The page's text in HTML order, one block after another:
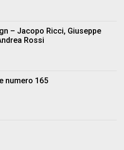
– Jacopo Ricci, Giuseppe
Rossi
numero 165